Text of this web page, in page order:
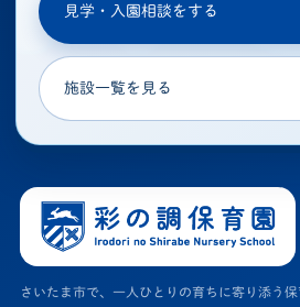
見学・入園相談をする
施設一覧を見る
さいたま市で、一人ひとりの育ちに寄り添う保